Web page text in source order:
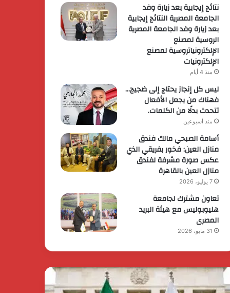
نتائج إيجابية بعد زيارة وفد
الجامعة المصرية النتائج إيجابية
بعد زيارة وفد الجامعة المصرية
الروسية لمصنع
الإلكترونياتروسية لمصنع
الإلكترونيات
منذ 4 أيام
ليس كل إنجاز يحتاج إلى ضجيج…
فهناك من يجعل الأفعال
تتحدث بدلًا من الكلمات.
منذ أسبوعين
أسامة الصبحي مالك فندق
منازل العين: فخور بفريقي الذي
عكس صورة مشرفة لفندق
منازل العين بالقاهرة
7 يوليو، 2026
تعاون مشترك لجامعة
هليوبوليس مع هيئة البريد
المصرى
31 مايو، 2026
الرئيس